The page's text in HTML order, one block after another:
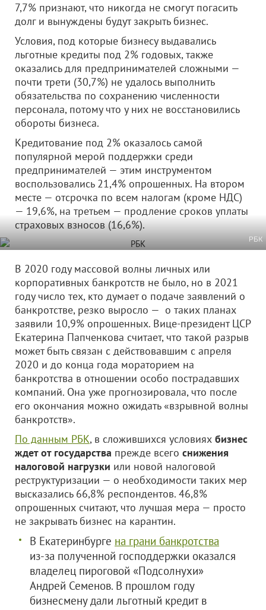
7,7% признают, что никогда не смогут погасить
долг и вынуждены будут закрыть бизнес.
Условия, под которые бизнесу выдавались
льготные кредиты под 2% годовых, также
оказались для предпринимателей сложными —
почти трети (30,7%) не удалось выполнить
обязательства по сохранению численности
персонала, потому что у них не восстановились
обороты бизнеса.
Кредитование под 2% оказалось самой
популярной мерой поддержки среди
предпринимателей — этим инструментом
воспользовались 21,4% опрошенных. На втором
месте — отсрочка по всем налогам (кроме НДС)
— 19,6%, на третьем — продление сроков уплаты
страховых взносов (16,6%).
РБК
В 2020 году массовой волны личных или
корпоративных банкротств не было, но в 2021
году число тех, кто думает о подаче заявлений о
банкротстве, резко выросло — о таких планах
заявили 10,9% опрошенных. Вице-президент ЦСР
Екатерина Папченкова считает, что такой разрыв
может быть связан с действовавшим с апреля
2020 и до конца года мораторием на
банкротства в отношении особо пострадавших
компаний. Она уже прогнозировала, что после
его окончания можно ожидать «взрывной волны
банкротств».
По данным РБК, в сложившихся условиях бизнес
ждет от государства прежде всего снижения
налоговой нагрузки или новой налоговой
реструктуризации — о необходимости таких мер
высказались 66,8% респондентов. 46,8%
опрошенных считают, что лучшая мера — просто
не закрывать бизнес на карантин.
В Екатеринбурге на грани банкротства
из-за полученной господдержки оказался
владелец пироговой «Подсолнухи»
Андрей Семенов. В прошлом году
бизнесмену дали льготный кредит в